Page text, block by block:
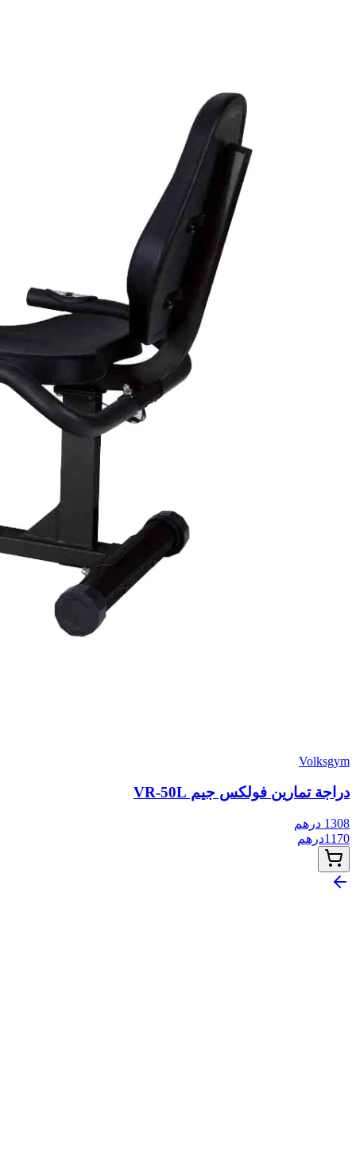
Volksgym
دراجة تمارين فولكس جيم VR-50L
1308 درهم
1170درهم